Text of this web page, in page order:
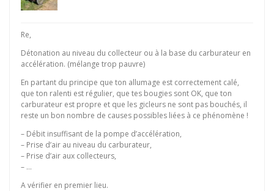
Re,
Détonation au niveau du collecteur ou à la base du carburateur en
accélération. (mélange trop pauvre)
En partant du principe que ton allumage est correctement calé,
que ton ralenti est régulier, que tes bougies sont OK, que ton
carburateur est propre et que les gicleurs ne sont pas bouchés, il
reste un bon nombre de causes possibles liées à ce phénomène !
– Débit insuffisant de la pompe d’accélération,
– Prise d’air au niveau du carburateur,
– Prise d’air aux collecteurs,
– …
A vérifier en premier lieu.